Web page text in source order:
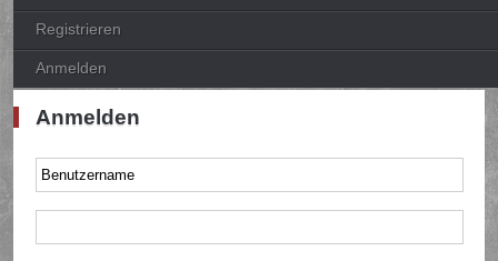
Registrieren
Anmelden
Anmelden